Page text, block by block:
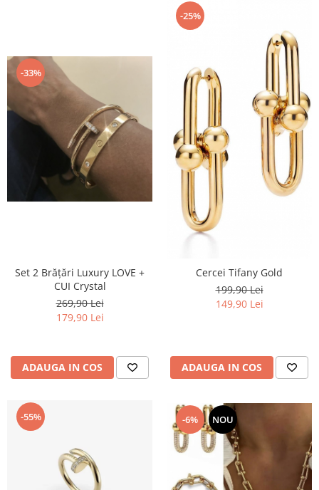
-33%
Set 2 Brățări Luxury LOVE +
CUI Crystal
269,90 Lei
179,90 Lei
ADAUGA IN COS
-25%
Cercei Tifany Gold
199,90 Lei
149,90 Lei
ADAUGA IN COS
-55% -6% NOU